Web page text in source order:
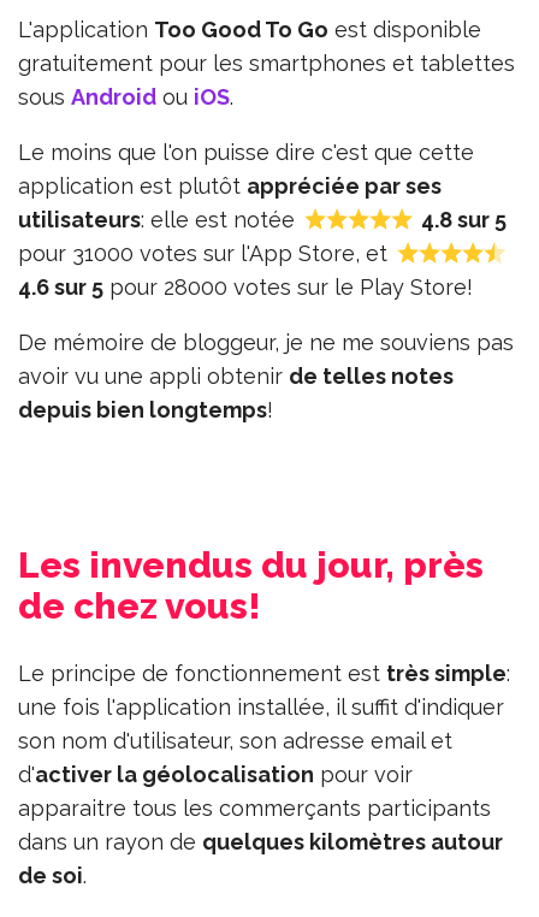
L'application Too Good To Go est disponible
gratuitement pour les smartphones et tablettes
sous Android ou iOS.
Le moins que l'on puisse dire c'est que cette
application est plutôt appréciée par ses
utilisateurs: elle est notée
4.8 sur 5
pour 31000 votes sur l'App Store, et
4.6 sur 5 pour 28000 votes sur le Play Store!
De mémoire de bloggeur, je ne me souviens pas
avoir vu une appli obtenir de telles notes
depuis bien longtemps!
Les invendus du jour, près
de chez vous!
Le principe de fonctionnement est très simple:
une fois l'application installée, il suffit d'indiquer
son nom d'utilisateur, son adresse email et
d'activer la géolocalisation pour voir
apparaitre tous les commerçants participants
dans un rayon de quelques kilomètres autour
de soi.